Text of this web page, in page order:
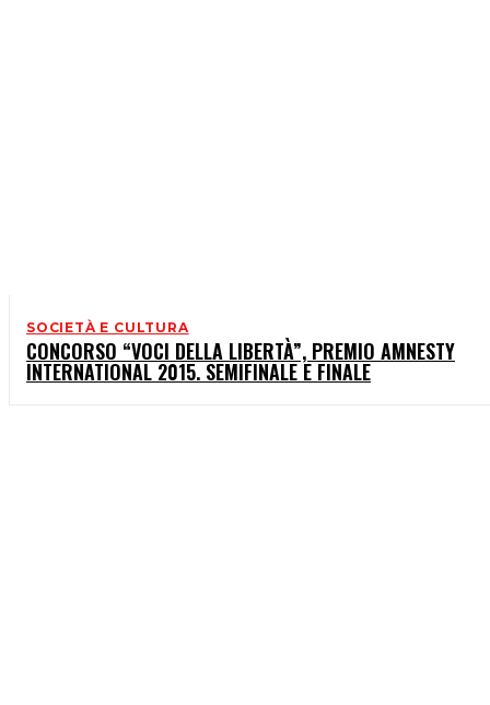
SOCIETÀ E CULTURA
CONCORSO “VOCI DELLA LIBERTÀ”, PREMIO AMNESTY
INTERNATIONAL 2015. SEMIFINALE E FINALE